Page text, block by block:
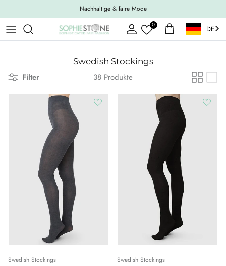
Nachhaltige & faire Mode
Konto
0
Einkaufswagen DE
Swedish Stockings
Filter 38 Produkte
Swedish Stockings Swedish Stockings